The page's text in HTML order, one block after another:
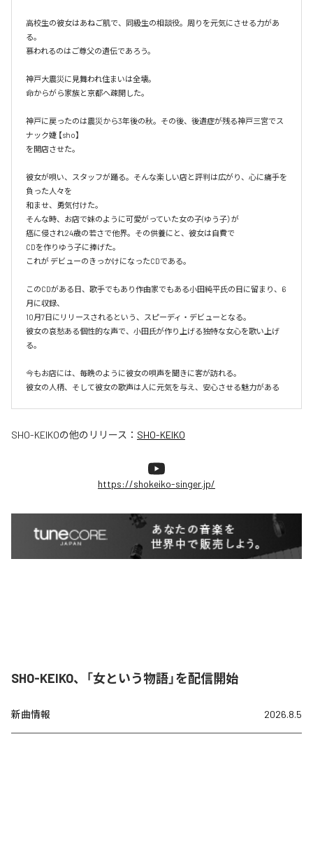
高校生の彼女はあねご肌で、同級生の相談役。周りを元気にさせる力があ
る。
慕われるのはご尊父の遺伝であろう。
神戸大震災に見舞われ住まいは全壊。
命からがら家族と京都へ疎開した。
神戸に戻ったのは震災から3年後の秋。その後、後遺症が残る神戸三宮でス
ナック婕 【sho】
を開店させた。
彼女が唄い、スタッフが踊る。そんな楽しい店と評判は広がり、心に痛手を
負った人々を
和ませ、勇気付けた。
そんな時、お店で妹のように可愛がっていた女の子(ゆう子）が
癌に侵され24歳の若さで他界。その供養にと、彼女は自費で
CDを作りゆう子に捧げた。
これが デビューのきっかけになったCDである。
このCDがある日、歌手でもあり作曲家でもある小田純平氏の目に留まり、6
月に収録、
10月7日にリリースされるという、スピーディ・デビューとなる。
彼女の哀愁ある個性的な声で、小田氏が作り上げる独特な女心を歌い上げ
る。
今もお店には、毎晩のように彼女の唄声を聞きに客が訪れる。
彼女の人柄、そして彼女の歌声は人に元気を与え、安心させる魅力がある
SHO-KEIKOの他のリリース： SHO-KEIKO
https://shokeiko-singer.jp/
SHO-KEIKO、「女という物語」を配信開始
新曲情報 2026.8.5